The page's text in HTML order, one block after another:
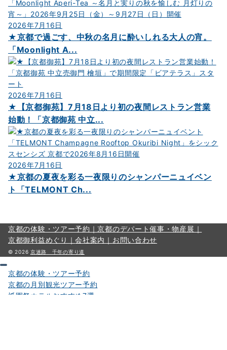
2026年7月16日
★京都で過ごす、中秋の名月に酔いしれる大人の宵。
「Moonlight A...
2026年7月16日
★【京都御苑】7月18日より初の夜間レストラン営業
始動！「京都御苑 中立...
2026年7月16日
★京都の夏夜を彩る一夜限りのシャンパーニュイベン
ト「TELMONT Ch...
京都の体験・ツアー予約｜京都のデパート催事・物産展｜
京都御利益めぐり｜会社案内｜ お問い合わせ
© 2026 京迷路 千年の寄り道
京都の体験・ツアー予約
京都の月別観光ツアー予約
祇園祭ホテルおすすめ7選